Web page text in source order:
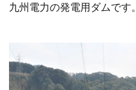
九州電力の発電用ダムです。